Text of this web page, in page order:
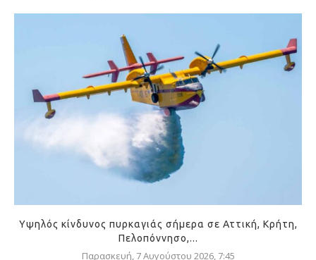
Υψηλός κίνδυνος πυρκαγιάς σήμερα σε Αττική, Κρήτη,
Πελοπόννησο,...
Παρασκευή, 7 Αυγούστου 2026, 7:45